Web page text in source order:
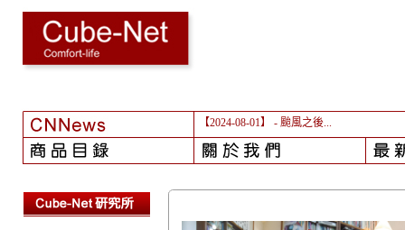
【2024-08-01】 - 颱風之後...